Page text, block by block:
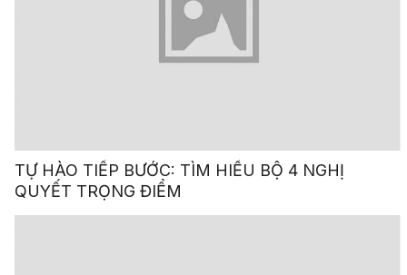
TỰ HÀO TIẾP BƯỚC: TÌM HIỂU BỘ 4 NGHỊ
QUYẾT TRỌNG ĐIỂM